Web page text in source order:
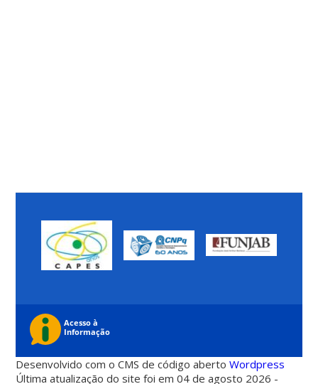
Desenvolvido com o CMS de código abertoWordpress
Última atualização do site foi em 04 de agosto 2026 -